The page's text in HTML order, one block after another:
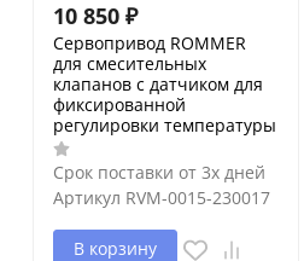
10 850 ₽
Сервопривод ROMMER
для смесительных
клапанов с датчиком для
фиксированной
регулировки температуры
Срок поставки от 3х дней
Артикул RVM-0015-230017
В корзину